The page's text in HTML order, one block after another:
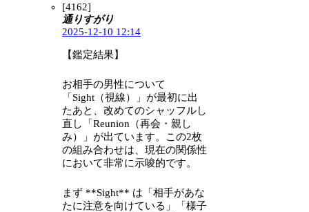
[4162]
通りすがり
2025-12-10 12:14
【鑑定結果】
お相手の男性について
「Sight（視線）」が最初に出
たあと、改めてのシャッフルし
直し「Reunion（再会・親し
み）」が出ています。この2枚
の組み合わせは、現在の関係性
において非常に示唆的です。
まず **Sight** は「相手があな
たに注意を向けている」「様子